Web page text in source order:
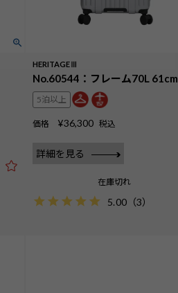
HERITAGEⅢ
No.60544：フレーム70L 61cm
5泊以上
価格 ¥36,300 税込
詳細を見る
在庫切れ
5.00 （3）